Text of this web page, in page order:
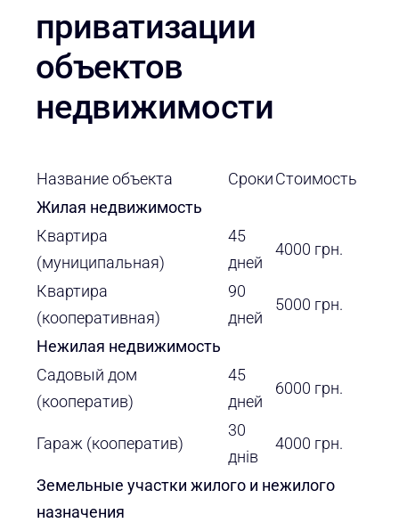
приватизации
объектов
недвижимости
Название объекта СрокиСтоимость
Жилая недвижимость
Квартира
(муниципальная)
45
дней
4000 грн.
Квартира
(кооперативная)
90
дней
5000 грн.
Нежилая недвижимость
Садовый дом
(кооператив)
45
дней
6000 грн.
Гараж (кооператив)
30
днів
4000 грн.
Земельные участки жилого и нежилого
назначения